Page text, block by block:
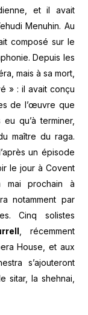
et il avait
Menuhin. Au
composé sur le
Depuis les
mais à sa mort,
» : il avait conçu
de l’œuvre que
qu’à terminer,
maître du raga.
un épisode
le jour à Covent
mai prochain à
notamment par
Cinq solistes
, récemment
House, et aux
s’ajouteront
sitar, la shehnai,